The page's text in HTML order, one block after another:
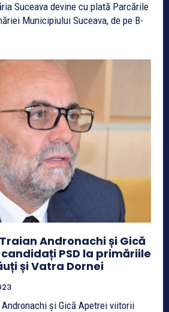
devine cu plată Parcările
Municipiului Suceava, de pe B-
Andronachi și Gică
PSD la primăriile
și Vatra Dornei
și Gică Apetrei viitorii